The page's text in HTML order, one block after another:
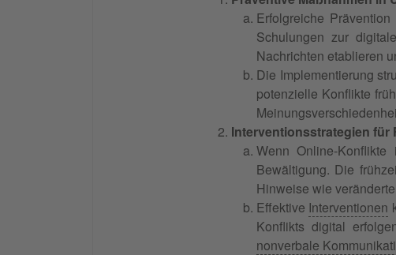
Erfolgreiche
Schulungen zur
Nachrichten etablieren
Die Implementierung
potenzielle Konflikte
Interventionsstrategien für
Wenn Online-
Bewältigung. Die
Hinweise wie veränderte
Effektive Interventionen
Konflikts digital
nonverbale